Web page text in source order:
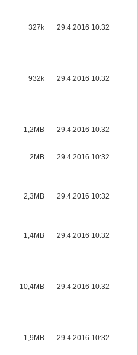
327k 29.4.2016 10:32
932k 29.4.2016 10:32
1,2MB 29.4.2016 10:32
2MB 29.4.2016 10:32
2,3MB 29.4.2016 10:32
1,4MB 29.4.2016 10:32
10,4MB 29.4.2016 10:32
1,9MB 29.4.2016 10:32